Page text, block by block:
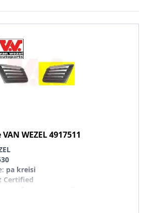
VAN WEZEL4917511
: pa kreisi
Certified
formas garantiju
vielas!